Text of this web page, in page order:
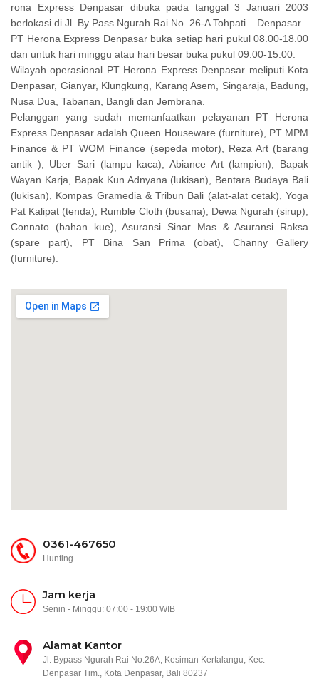
rona Express Denpasar dibuka pada tanggal 3 Januari 2003
berlokasi di Jl. By Pass Ngurah Rai No. 26-A Tohpati – Denpasar.
PT Herona Express Denpasar buka setiap hari pukul 08.00-18.00
dan untuk hari minggu atau hari besar buka pukul 09.00-15.00.
Wilayah operasional PT Herona Express Denpasar meliputi Kota
Denpasar, Gianyar, Klungkung, Karang Asem, Singaraja, Badung,
Nusa Dua, Tabanan, Bangli dan Jembrana.
Pelanggan yang sudah memanfaatkan pelayanan PT Herona
Express Denpasar adalah Queen Houseware (furniture), PT MPM
Finance & PT WOM Finance (sepeda motor), Reza Art (barang
antik ), Uber Sari (lampu kaca), Abiance Art (lampion), Bapak
Wayan Karja, Bapak Kun Adnyana (lukisan), Bentara Budaya Bali
(lukisan), Kompas Gramedia & Tribun Bali (alat-alat cetak), Yoga
Pat Kalipat (tenda), Rumble Cloth (busana), Dewa Ngurah (sirup),
Connato (bahan kue), Asuransi Sinar Mas & Asuransi Raksa
(spare part), PT Bina San Prima (obat), Channy Gallery
(furniture).
0361-467650
Hunting
Jam kerja
Senin - Minggu: 07:00 - 19:00 WIB
Alamat Kantor
Jl. Bypass Ngurah Rai No.26A, Kesiman Kertalangu, Kec.
Denpasar Tim., Kota Denpasar, Bali 80237